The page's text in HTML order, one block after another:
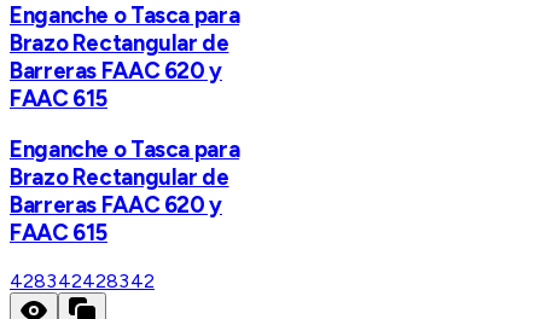
Enganche o Tasca para
Brazo Rectangular de
Barreras FAAC 620 y
FAAC 615
Enganche o Tasca para
Brazo Rectangular de
Barreras FAAC 620 y
FAAC 615
428342428342